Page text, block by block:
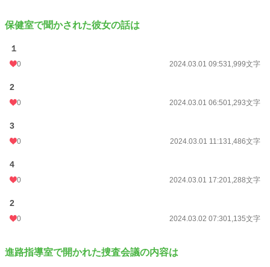
保健室で聞かされた彼女の話は
１
0 2024.03.01 09:531,999文字
2
0 2024.03.01 06:501,293文字
3
0 2024.03.01 11:131,486文字
4
0 2024.03.01 17:201,288文字
2
0 2024.03.02 07:301,135文字
進路指導室で開かれた捜査会議の内容は